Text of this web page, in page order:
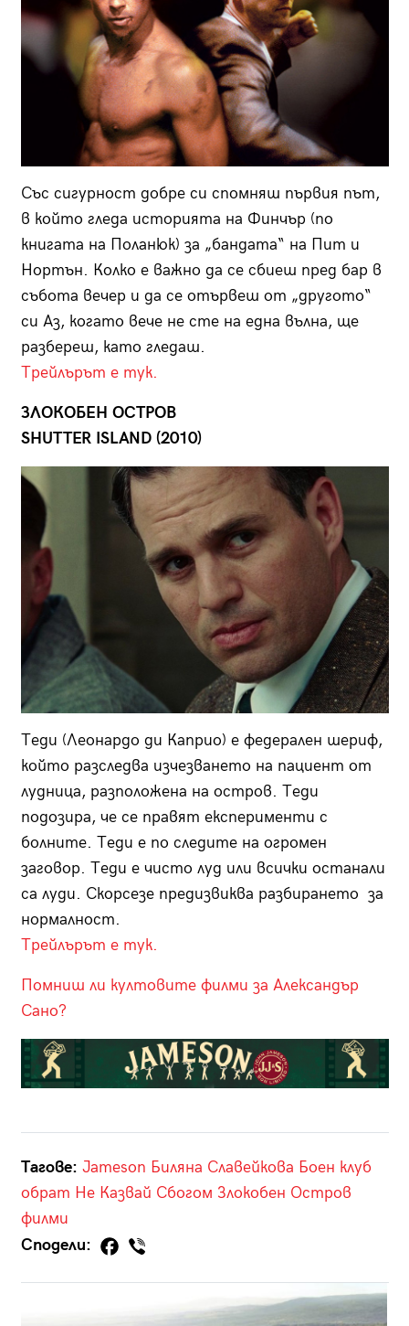
Със сигурност добре си спомняш първия път,
в който гледа историята на Финчър (по
книгата на Поланюк) за „бандата“ на Пит и
Нортън. Колко е важно да се сбиеш пред бар в
събота вечер и да се отървеш от „другото“
си Аз, когато вече не сте на една вълна, ще
разбереш, като гледаш.
Трейлърът е тук.
ЗЛОКОБЕН ОСТРОВ
SHUTTER ISLAND (2010)
Теди (Леонардо ди Каприо) е федерален шериф,
който разследва изчезването на пациент от
лудница, разположена на остров. Теди
подозира, че се правят експерименти с
болните. Теди е по следите на огромен
заговор. Теди е чисто луд или всички останали
са луди. Скорсезе предизвиква разбирането за
нормалност.
Трейлърът е тук.
Помниш ли култовите филми за Александър
Сано?
Тагове: Jameson Биляна Славейкова Боен клуб
обрат Не Казвай Сбогом Злокобен Остров
филми
Сподели: